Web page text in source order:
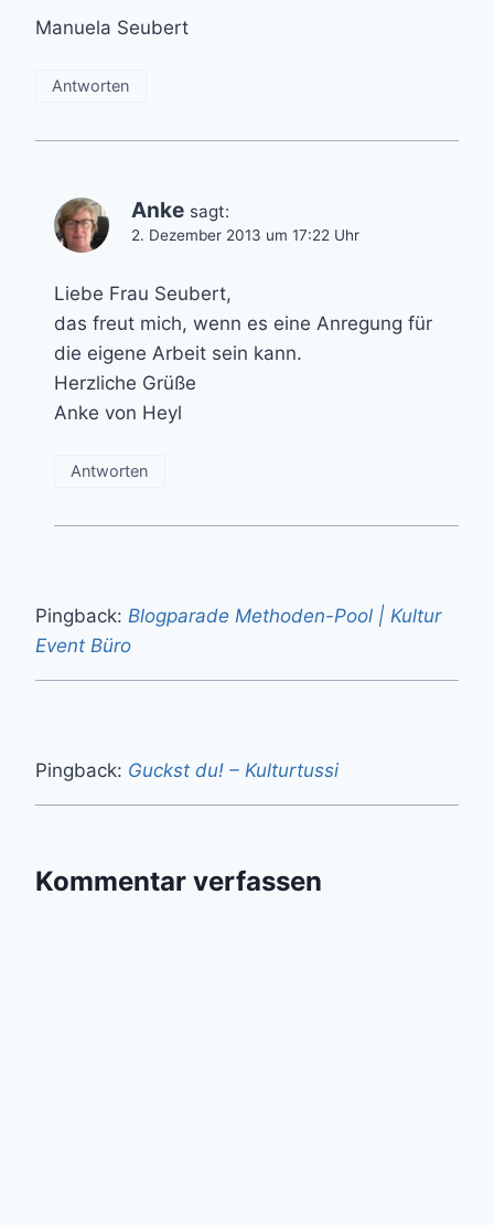
Manuela Seubert
Antworten
Anke sagt:
2. Dezember 2013 um 17:22 Uhr
Liebe Frau Seubert,
das freut mich, wenn es eine Anregung für
die eigene Arbeit sein kann.
Herzliche Grüße
Anke von Heyl
Antworten
Pingback: Blogparade Methoden-Pool | Kultur
Event Büro
Pingback: Guckst du! – Kulturtussi
Kommentar verfassen